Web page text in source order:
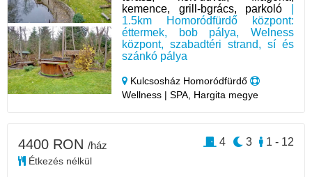
kemence, grill-bgrács, parkoló
1.5km Homoródfürdő központ:
éttermek, bob pálya, Welness
központ, szabadtéri strand, sí és
szánkó pálya
Kulcsosház Homoródfürdő
Wellness | SPA, Hargita megye
4400 RON /ház
Étkezés nélkül
1 - 12
3
4